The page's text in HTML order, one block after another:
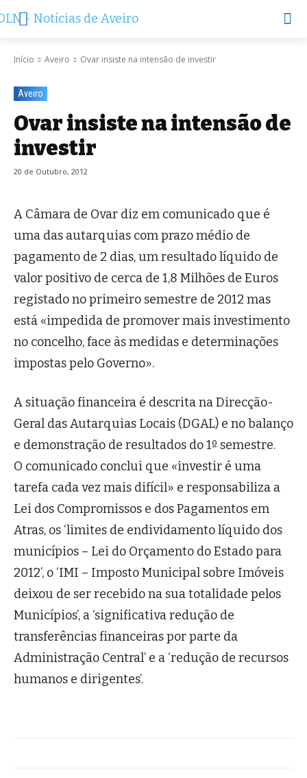
Início Aveiro Ovar insiste na intensão de investir
Aveiro
Ovar insiste na intensão de
investir
20 de Outubro, 2012
A Câmara de Ovar diz em comunicado que é
uma das autarquias com prazo médio de
pagamento de 2 dias, um resultado líquido de
valor positivo de cerca de 1,8 Milhões de Euros
registado no primeiro semestre de 2012 mas
está «impedida de promover mais investimento
no concelho, face às medidas e determinações
impostas pelo Governo».
A situação financeira é descrita na Direcção-
Geral das Autarquias Locais (DGAL) e no balanço
e demonstração de resultados do 1º semestre.
O comunicado conclui que «investir é uma
tarefa cada vez mais difícil» e responsabiliza a
Lei dos Compromissos e dos Pagamentos em
Atras, os ‘limites de endividamento líquido dos
municípios – Lei do Orçamento do Estado para
2012’, o ‘IMI – Imposto Municipal sobre Imóveis
deixou de ser recebido na sua totalidade pelos
Municípios’, a ‘significativa redução de
transferências financeiras por parte da
Administração Central’ e a ‘redução de recursos
humanos e dirigentes’.